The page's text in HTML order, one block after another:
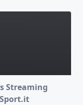
Streaming